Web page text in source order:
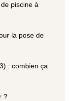
piscine à
la pose de
: combien ça
?